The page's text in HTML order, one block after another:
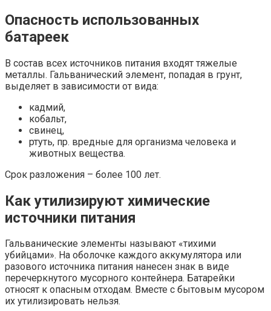
Опасность использованных
батареек
В состав всех источников питания входят тяжелые
металлы. Гальванический элемент, попадая в грунт,
выделяет в зависимости от вида:
кадмий,
кобальт,
свинец,
ртуть, пр. вредные для организма человека и
животных вещества.
Срок разложения – более 100 лет.
Как утилизируют химические
источники питания
Гальванические элементы называют «тихими
убийцами». На оболочке каждого аккумулятора или
разового источника питания нанесен знак в виде
перечеркнутого мусорного контейнера. Батарейки
относят к опасным отходам. Вместе с бытовым мусором
их утилизировать нельзя.